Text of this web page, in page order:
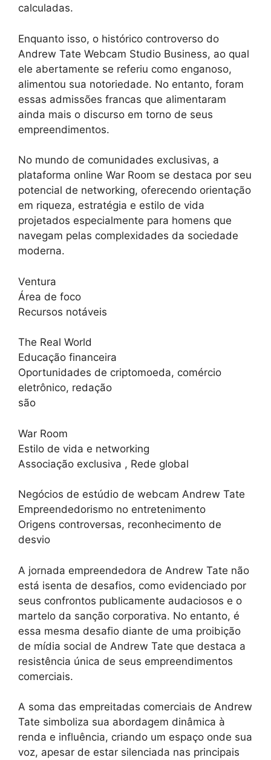
calculadas.
Enquanto isso, o histórico controverso do
Andrew Tate Webcam Studio Business, ao qual
ele abertamente se referiu como enganoso,
alimentou sua notoriedade. No entanto, foram
essas admissões francas que alimentaram
ainda mais o discurso em torno de seus
empreendimentos.
No mundo de comunidades exclusivas, a
plataforma online War Room se destaca por seu
potencial de networking, oferecendo orientação
em riqueza, estratégia e estilo de vida
projetados especialmente para homens que
navegam pelas complexidades da sociedade
moderna.
Ventura
Área de foco
Recursos notáveis
The Real World
Educação financeira
Oportunidades de criptomoeda, comércio
eletrônico, redação
são
War Room
Estilo de vida e networking
Associação exclusiva , Rede global
Negócios de estúdio de webcam Andrew Tate
Empreendedorismo no entretenimento
Origens controversas, reconhecimento de
desvio
A jornada empreendedora de Andrew Tate não
está isenta de desafios, como evidenciado por
seus confrontos publicamente audaciosos e o
martelo da sanção corporativa. No entanto, é
essa mesma desafio diante de uma proibição
de mídia social de Andrew Tate que destaca a
resistência única de seus empreendimentos
comerciais.
A soma das empreitadas comerciais de Andrew
Tate simboliza sua abordagem dinâmica à
renda e influência, criando um espaço onde sua
voz, apesar de estar silenciada nas principais